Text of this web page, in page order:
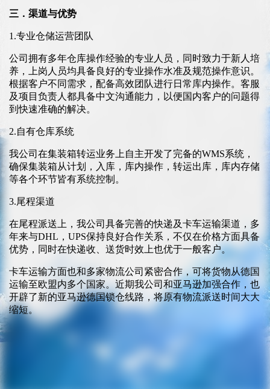
三．渠道与优势
1.专业仓储运营团队
公司拥有多年仓库操作经验的专业人员，同时致力于新人培
养，上岗人员均具备良好的专业操作水准及规范操作意识。
根据客户不同需求，配备高效团队进行日常库内操作。客服
及项目负责人都具备中文沟通能力，以便国内客户的问题得
到快速准确的解决。
2.自有仓库系统
我公司在集装箱转运业务上自主开发了完备的WMS系统，
确保集装箱从计划，入库，库内操作，转运出库，库内存储
等各个环节皆有系统控制。
3.尾程渠道
在尾程派送上，我公司具备完善的快递及卡车运输渠道，多
年来与DHL，UPS保持良好合作关系，不仅在价格方面具备
优势，同时在快递收、送货时效上也优于一般客户。
卡车运输方面也和多家物流公司紧密合作，可将货物从德国
运输至欧盟内多个国家。近期我公司和亚马逊加强合作，也
开辟了新的亚马逊德国锁仓线路，将原有物流派送时间大大
缩短。